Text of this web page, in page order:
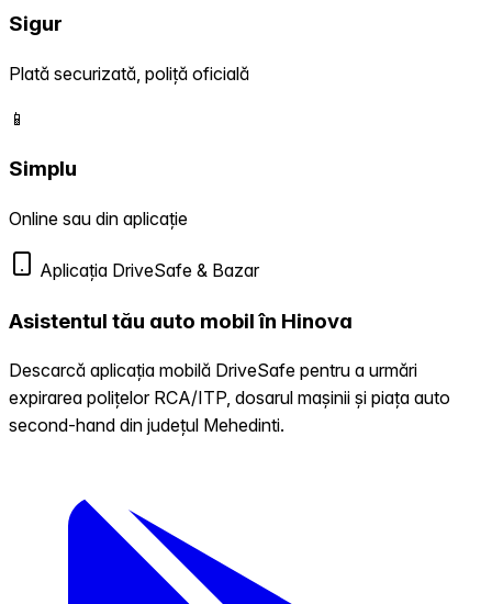
Sigur
Plată securizată, poliță oficială
📱
Simplu
Online sau din aplicație
Aplicația DriveSafe & Bazar
Asistentul tău auto mobil în Hinova
Descarcă aplicația mobilă DriveSafe pentru a urmări
expirarea polițelor RCA/ITP, dosarul mașinii și piața auto
second-hand din județul Mehedinti.